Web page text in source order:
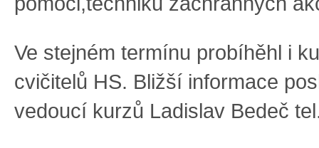
Ve stejném termínu probíhěhl i
cvičitelů HS. Bližší informace
vedoucí kurzů Ladislav Bedeč